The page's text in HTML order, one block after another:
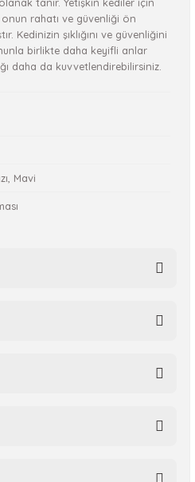
rahatı ve güvenliği ön
Kedinizin şıklığını ve güvenliğini
birlikte daha keyifli anlar
daha da kuvvetlendirebilirsiniz.
Mavi